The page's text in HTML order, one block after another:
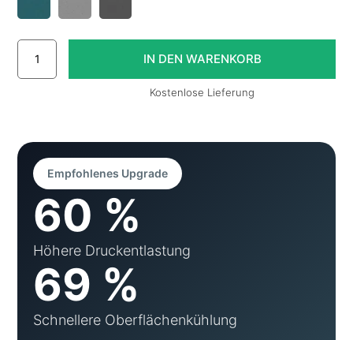
Kostenlose Lieferung
Empfohlenes Upgrade
60 %
Höhere Druckentlastung
69 %
Schnellere Oberflächenkühlung